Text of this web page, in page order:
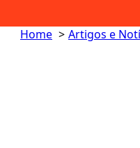
Home
Artigos e